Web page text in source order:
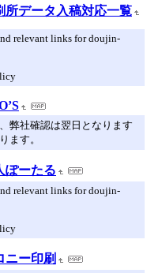
所データ入稿対応一覧
relevant links for doujin-
弊社確認は翌日となります
ます。
ぽーたる
relevant links for doujin-
ニー印刷